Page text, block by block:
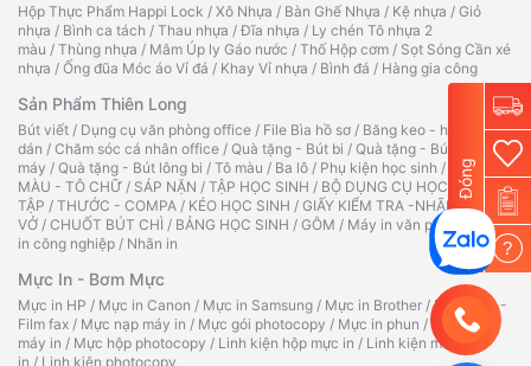
Hộp Thực Phẩm Happi Lock / Xô Nhựa / Bàn Ghế Nhựa / Kệ nhựa / Giỏ
nhựa / Bình ca tách / Thau nhựa /Đĩa nhựa / Ly chén Tô nhựa 2
màu / Thùng nhựa / Mâm Úp ly Gáo nước / Thố Hộp cơm / Sọt Sóng Cần xé
nhựa / Ống đũa Móc áo Vỉ đá / Khay Vỉ nhựa / Bình đá / Hàng gia công
Sản Phẩm Thiên Long
Bút viết / Dụng cụ văn phòng office / File Bìa hồ sơ / Băng keo - hồ
dán / Chăm sóc cá nhân office / Quà tặng - Bút bi / Quà tặng - Bút
máy / Quà tặng - Bút lông bi / Tô màu / Ba lô / Phụ kiện học sinh /
TẬP TÔ
MÀU - TÔ CHỮ / SÁP NẶN / TẬP HỌC SINH / BỘ DỤNG CỤ HỌC
TẬP / THƯỚC - COMPA / KÉO HỌC SINH / GIẤY KIỂM TRA -NHÃN
VỞ / CHUỐT BÚT CHÌ / BẢNG HỌC SINH / GÔM / Máy in văn phòng
Máy
in công nghiệp / Nhãn in
Mực In - Bơm Mực
Mực in HP / Mực in Canon / Mực in Samsung / Mực in Brother /Ruy băng -
Film fax / Mực nạp máy in / Mực gói photocopy / Mực in phun / Hộp mực
máy in / Mực hộp photocopy / Linh kiện hộp mực in / Linh kiện máy
in / Linh kiện photocopy
Đóng
?